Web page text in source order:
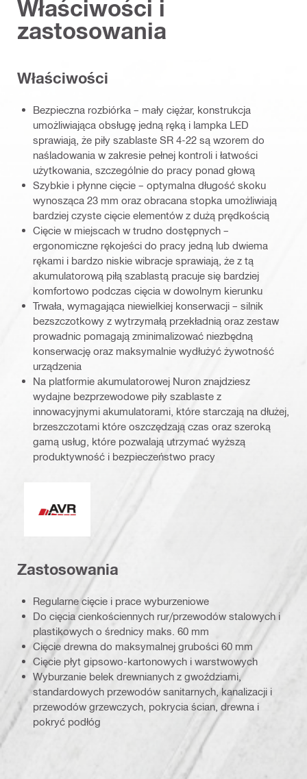
Właściwości i
zastosowania
Właściwości
Bezpieczna rozbiórka – mały ciężar, konstrukcja
umożliwiająca obsługę jedną ręką i lampka LED
sprawiają, że piły szablaste SR 4-22 są wzorem do
naśladowania w zakresie pełnej kontroli i łatwości
użytkowania, szczególnie do pracy ponad głową
Szybkie i płynne cięcie – optymalna długość skoku
wynosząca 23 mm oraz obracana stopka umożliwiają
bardziej czyste cięcie elementów z dużą prędkością
Cięcie w miejscach w trudno dostępnych –
ergonomiczne rękojeści do pracy jedną lub dwiema
rękami i bardzo niskie wibracje sprawiają, że z tą
akumulatorową piłą szablastą pracuje się bardziej
komfortowo podczas cięcia w dowolnym kierunku
Trwała, wymagająca niewielkiej konserwacji – silnik
bezszczotkowy z wytrzymałą przekładnią oraz zestaw
prowadnic pomagają zminimalizować niezbędną
konserwację oraz maksymalnie wydłużyć żywotność
urządzenia
Na platformie akumulatorowej Nuron znajdziesz
wydajne bezprzewodowe piły szablaste z
innowacyjnymi akumulatorami, które starczają na dłużej,
brzeszczotami które oszczędzają czas oraz szeroką
gamą usług, które pozwalają utrzymać wyższą
produktywność i bezpieczeństwo pracy
Zastosowania
Regularne cięcie i prace wyburzeniowe
Do cięcia cienkościennych rur/przewodów stalowych i
plastikowych o średnicy maks. 60 mm
Cięcie drewna do maksymalnej grubości 60 mm
Cięcie płyt gipsowo-kartonowych i warstwowych
Wyburzanie belek drewnianych z gwoździami,
standardowych przewodów sanitarnych, kanalizacji i
przewodów grzewczych, pokrycia ścian, drewna i
pokryć podłóg